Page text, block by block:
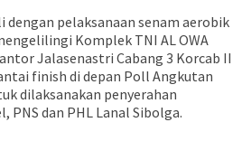
dengan pelaksanaan senam aerobik
Komplek TNI AL OWA
Jalasenastri Cabang 3 Korcab II
finish di depan Poll Angkutan
dilaksanakan penyerahan
PNS dan PHL Lanal Sibolga.